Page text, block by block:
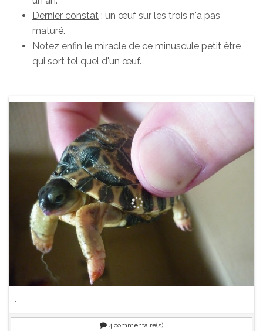
Dernier constat : un œuf sur les trois n'a pas
maturé.
Notez enfin le miracle de ce minuscule petit être
qui sort tel quel d'un œuf.
.
4 commentaire(s)